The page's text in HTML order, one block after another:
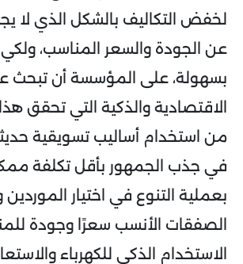
لخفض التكاليف بالشكل الذي لا
عن الجودة والسعر المناسب،
بسهولة، على المؤسسة أن تبحث
الاقتصادية والذكية التي تحقق
من استخدام أساليب تسويقية
في جذب الجمهور بأقل تكلفة
بعملية التنوع في اختيار الموردين
الصفقات الأنسب سعرًا وجودة
الاستخدام الذكي للكهرباء